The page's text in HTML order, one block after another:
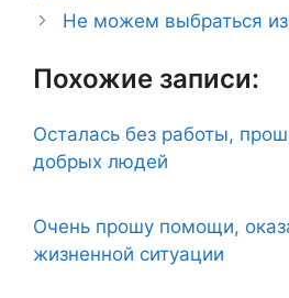
Не можем выбраться
Похожие записи:
Осталась без работы,
добрых людей
Очень прошу помощи,
жизненной ситуации